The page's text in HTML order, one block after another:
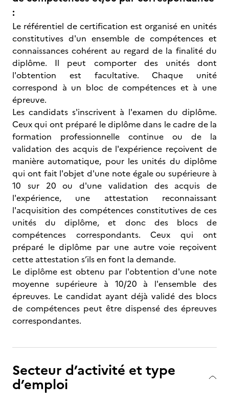
:
Le référentiel de certification est organisé en unités
constitutives d'un ensemble de compétences et
connaissances cohérent au regard de la finalité du
diplôme. Il peut comporter des unités dont
l'obtention est facultative. Chaque unité
correspond à un bloc de compétences et à une
épreuve.
Les candidats s'inscrivent à l'examen du diplôme.
Ceux qui ont préparé le diplôme dans le cadre de la
formation professionnelle continue ou de la
validation des acquis de l'expérience reçoivent de
manière automatique, pour les unités du diplôme
qui ont fait l'objet d'une note égale ou supérieure à
10 sur 20 ou d'une validation des acquis de
l'expérience, une attestation reconnaissant
l'acquisition des compétences constitutives de ces
unités du diplôme, et donc des blocs de
compétences correspondants. Ceux qui ont
préparé le diplôme par une autre voie reçoivent
cette attestation s’ils en font la demande.
Le diplôme est obtenu par l'obtention d'une note
moyenne supérieure à 10/20 à l'ensemble des
épreuves. Le candidat ayant déjà validé des blocs
de compétences peut être dispensé des épreuves
correspondantes.
Secteur d’activité et type
d’emploi